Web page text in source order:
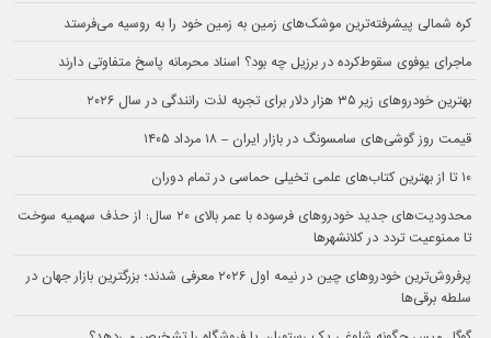
کره شمالی پیشرفته‌ترین موشک‌های زمین به زمین خود را به روسیه می‌فرستد
ماجرای یوفوی سقوط‌کرده در برزیل چه بود؟ اسناد محرمانه پاسخ متفاوتی دارند
بهترین خودروهای زیر ۳۵ هزار دلار برای تجربه لذت رانندگی در سال ۲۰۲۶
قیمت روز گوشی‌های سامسونگ در بازار ایران – ۱۸ مرداد ۱۴۰۵
۱۰ تا از بهترین کتاب‌های علمی تخیلی حماسی در تمام دوران
محدودیت‌های جدید خودروهای فرسوده با عمر بالای ۲۰ سال: از حذف سهمیه سوخت
تا ممنوعیت تردد در کلانشهرها
پرفروش‌ترین خودروهای چین در نیمه اول ۲۰۲۶ معرفی شدند؛ بزرگترین بازار جهان در
سلطه برقی‌ها